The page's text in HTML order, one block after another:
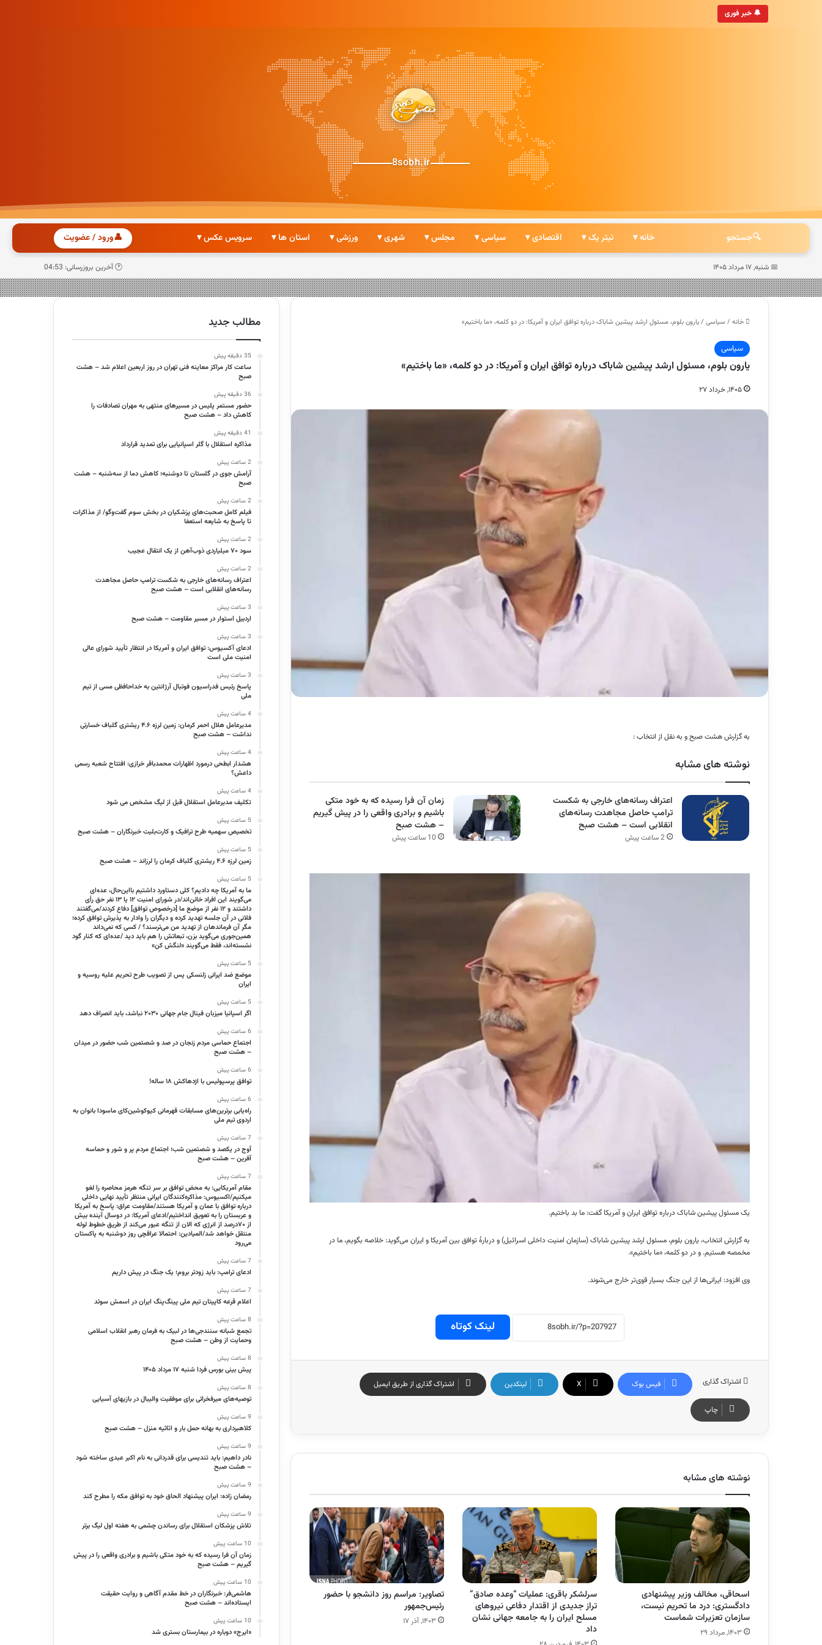
🔔 خبر فوری
• به‌روزترین خبرگزاری ایرانی
8sobh.ir
🔍جستجو خانه ▾ تیتر یک ▾ اقتصادی ▾ سیاسی ▾ مجلس ▾ شهری ▾ ورزشی ▾ استان ها ▾ سرویس عکس ▾ 👤ورود / عضویت
📅 شنبه, ۱۷ مرداد ۱۴۰۵ 🕐 آخرین بروزرسانی: 04:53
خانه / سیاسی /یارون بلوم، مسئول ارشد پیشین شاباک درباره توافق ایران و آمریکا: در دو کلمه، «ما باختیم»
سیاسی
یارون بلوم، مسئول ارشد پیشین شاباک درباره توافق ایران و آمریکا: در دو کلمه، «ما باختیم»
۱۴۰۵, خرداد ۲۷
به گزارش هشت صبح و به نقل از انتخاب :
نوشته های مشابه
اعتراف رسانه‌های خارجی به شکست
ترامپ حاصل مجاهدت رسانه‌های
انقلابی است – هشت صبح
2 ساعت پیش
زمان آن فرا رسیده که به خود متکی
باشیم و برادری واقعی را در پیش گیریم
– هشت صبح
10 ساعت پیش
یک مسئول پیشین شاباک درباره توافق ایران و آمریکا گفت: ما بد باختیم.
به گزارش انتخاب، یارون بلوم، مسئول ارشد پیشین شاباک (سازمان امنیت داخلی اسرائیل) و دربارهٔ توافق بین آمریکا و ایران می‌گوید: خلاصه بگویم، ما در
مخمصه هستیم. و در دو کلمه، «ما باختیم»‌.
وی افزود: ایرانی‌ها از این جنگ بسیار قوی‌تر خارج می‌شوند.
لینک کوتاه
اشتراک گذاری فیس بوک X لینکدین اشتراک گذاری از طریق ایمیل
چاپ
نوشته های مشابه
اسحاقی، مخالف وزیر پیشنهادی
دادگستری: درد ما تحریم نیست،
سازمان تعزیرات شماست
۱۴۰۳, مرداد ۲۹
سرلشکر باقری: عملیات “وعده صادق”
تراز جدیدی از اقتدار دفاعی نیرو‌های
مسلح ایران را به جامعه جهانی نشان
داد
تصاویر: مراسم روز دانشجو با حضور
رئیس‌جمهور
۱۴۰۳, آذر ۱۷
مطالب جدید
35 دقیقه پیش
ساعت کار مراکز معاینه فنی تهران در روز اربعین اعلام شد – هشت
صبح
36 دقیقه پیش
حضور مستمر پلیس در مسیرهای منتهی به مهران تصادفات را
کاهش داد – هشت صبح
41 دقیقه پیش
مذاکره استقلال با گلر اسپانیایی برای تمدید قرارداد
2 ساعت پیش
آرامش جوی در گلستان تا دوشنبه؛ کاهش دما از سه‌شنبه – هشت
صبح
2 ساعت پیش
فیلم کامل صحبت‌های پزشکیان در بخش سوم گفت‌وگو/ از مذاکرات
تا پاسخ به شایعه استعفا
2 ساعت پیش
سود ۷۰ میلیاردی ذوب‌آهن از یک انتقال عجیب
2 ساعت پیش
اعتراف رسانه‌های خارجی به شکست ترامپ حاصل مجاهدت
رسانه‌های انقلابی است – هشت صبح
3 ساعت پیش
اردبیل استوار در مسیر مقاومت – هشت صبح
3 ساعت پیش
ادعای آکسیوس: توافق ایران و آمریکا در انتظار تأیید شورای عالی
امنیت ملی است
3 ساعت پیش
پاسخ رئیس فدراسیون فوتبال آرژانتین به خداحافظی مسی از تیم
ملی
4 ساعت پیش
مدیرعامل هلال احمر کرمان: زمین لرزه ۴.۶ ریشتری گلباف خسارتی
نداشت – هشت صبح
4 ساعت پیش
هشدار ابطحی درمورد اظهارات محمدباقر خرازی: افتتاح شعبه رسمی
داعش؟
4 ساعت پیش
تکلیف مدیرعامل استقلال قبل از لیگ مشخص می شود
5 ساعت پیش
تخصیص سهمیه طرح ترافیک و کارت‌بلیت خبرنگاران – هشت صبح
5 ساعت پیش
زمین لرزه ۴.۶ ریشتری گلباف کرمان را لرزاند – هشت صبح
5 ساعت پیش
ما به آمریکا چه دادیم؟ کلی دستاورد داشتیم بااین‌حال، عده‌ای
می‌گویند این افراد خائن‌اند/در شورای امنیت ۱۲ یا ۱۳ نفر حق رأی
داشتند و ۱۲ نفر از موضع ما [درخصوص توافق] دفاع کردند/می‌گفتند
فلانی در آن جلسه تهدید کرده و دیگران را وادار به پذیرش توافق کرده؛
مگر آن فرماندهان از تهدید من می‌ترسند؟ / کسی که نمی‌داند
همین‌جوری می‌گوید بزن، تبعاتش را هم باید دید /عده‌ای که کنار گود
نشسته‌اند، فقط می‌گویند «لنگش کن»
5 ساعت پیش
موضع ضد ایرانی زلنسکی پس از تصویب طرح تحریم علیه روسیه و
ایران
5 ساعت پیش
اگر اسپانیا میزبان فینال جام جهانی ۲۰۳۰ نباشد، باید انصراف دهد
6 ساعت پیش
اجتماع حماسی مردم زنجان در صد و شصتمین شب حضور در میدان
– هشت صبح
6 ساعت پیش
توافق پرسپولیس با اژدهاکش ۱۸ ساله!
6 ساعت پیش
راه‌یابی برترین‌های مسابقات قهرمانی کیوکوشین‌کای ماسودا بانوان به
اردوی تیم ملی
7 ساعت پیش
آوج در یکصد و شصتمین شب؛ اجتماع مردم پر و شور و حماسه
آفرین – هشت صبح
7 ساعت پیش
مقام آمریکایی: به محض توافق بر سر تنگه هرمز محاصره را لغو
میکنیم/اکسیوس: مذاکره‌کنندگان ایرانی منتظر تأیید نهایی داخلی
درباره توافق با عمان و آمریکا هستند/مقاومت عراق: پاسخ به آمریکا
و عربستان را به تعویق انداختیم/ادعای آمریکا: در دوسال آینده بیش
از ۷۰درصد از انرژی که الان از تنگه عبور می‌کند از طریق خطوط لوله
منتقل خواهد شد/المیادین: احتمالا عراقچی روز دوشنبه به پاکستان
می‌رود
7 ساعت پیش
ادعای ترامپ: باید زودتر بروم؛ یک جنگ در پیش داریم
7 ساعت پیش
اعلام قرعه کاپیتان تیم ملی پینگ‌پنگ ایران در اسمش سوئد
8 ساعت پیش
تجمع شبانه سنندجی‌ها در لبیک به فرمان رهبر انقلاب اسلامی
وحمایت از وطن – هشت صبح
8 ساعت پیش
پیش بینی بورس فردا شنبه ۱۷ مرداد ۱۴۰۵
8 ساعت پیش
توصیه‌های میرفخرائی برای موفقیت والیبال در بازیهای آسیایی
9 ساعت پیش
کلاهبرداری به بهانه حمل بار و اثاثیه منزل – هشت صبح
9 ساعت پیش
نادر داهیم: باید تندیسی برای قدردانی به نام اکبر عبدی ساخته شود
– هشت صبح
9 ساعت پیش
رمضان زاده: ایران پیشنهاد الحاق خود به توافق مکه را مطرح کند
9 ساعت پیش
تلاش پزشکان استقلال برای رساندن چشمی به هفته اول لیگ برتر
10 ساعت پیش
زمان آن فرا رسیده که به خود متکی باشیم و برادری واقعی را در پیش
گیریم – هشت صبح
10 ساعت پیش
هاشمی‌فر​​​​​​​: خبرنگاران در خط مقدم آگاهی و روایت حقیقت
ایستاده‌اند – هشت صبح
10 ساعت پیش
«ایرج» دوباره در بیمارستان بستری شد